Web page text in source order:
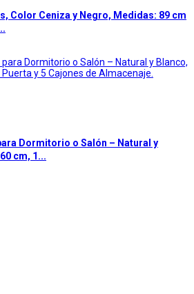
Color Ceniza y Negro, Medidas: 89 cm
Dormitorio o Salón – Natural y
cm, 1...